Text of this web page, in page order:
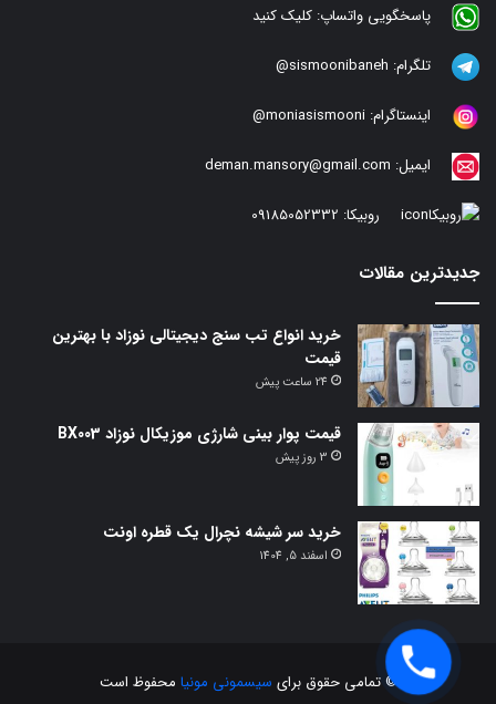
پاسخگویی واتساپ: کلیک کنید
تلگرام: sismoonibaneh@
اینستاگرام: moniasismooni@
ایمیل: deman.mansory@gmail.com
روبیکا: 09185052332
جدیدترین مقالات
خرید انواع تب سنج دیجیتالی نوزاد با بهترین
قیمت
24 ساعت پیش
قیمت پوار بینی شارژی موزیکال نوزاد BX003
3 روز پیش
خرید سر شیشه نچرال یک قطره اونت
اسفند 5, 1404
© تمامی حقوق برای سیسمونی مونیا محفوظ است